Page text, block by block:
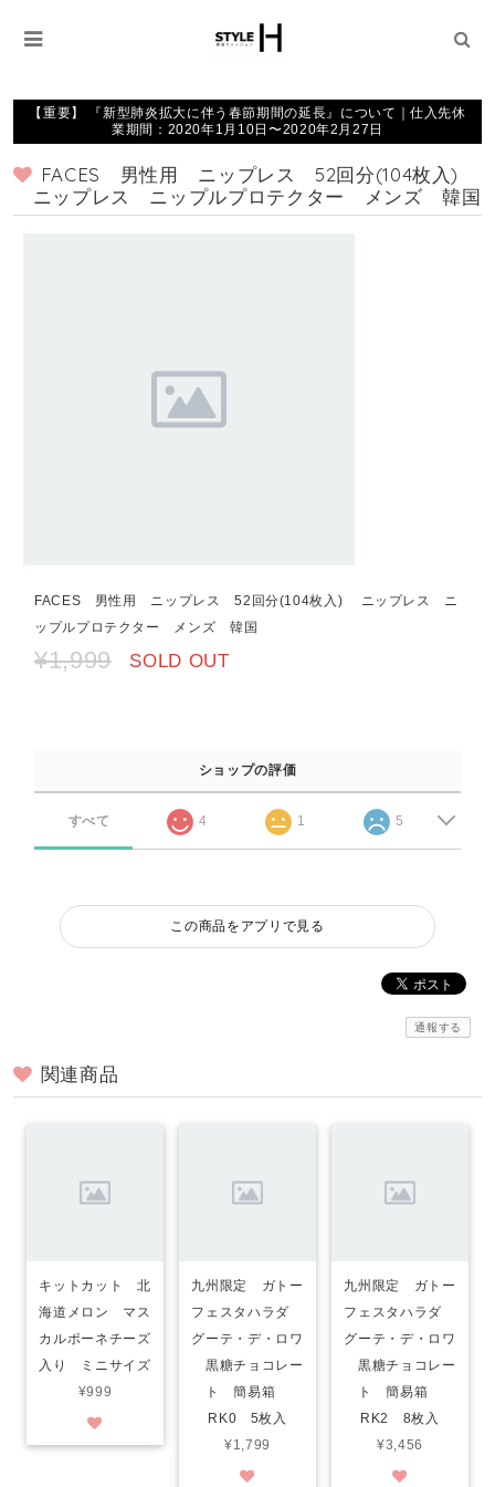
【重要】 『新型肺炎拡大に伴う春節期間の延長』について｜仕入先休
業期間：2020年1月10日〜2020年2月27日
FACES 男性用 ニップレス 52回分(104枚入)
ニップレス ニップルプロテクター メンズ 韓国
FACES 男性用 ニップレス 52回分(104枚入) ニップレス ニ
ップルプロテクター メンズ 韓国
¥1,999 SOLD OUT
ショップの評価
すべて 4 1 5
この商品をアプリで見る
通報する
関連商品
キットカット 北
海道メロン マス
カルポーネチーズ
入り ミニサイズ
¥999
九州限定 ガトー
フェスタハラダ
グーテ・デ・ロワ
黒糖チョコレー
ト 簡易箱
RK0 5枚入
¥1,799
九州限定 ガトー
フェスタハラダ
グーテ・デ・ロワ
黒糖チョコレー
ト 簡易箱
RK2 8枚入
¥3,456